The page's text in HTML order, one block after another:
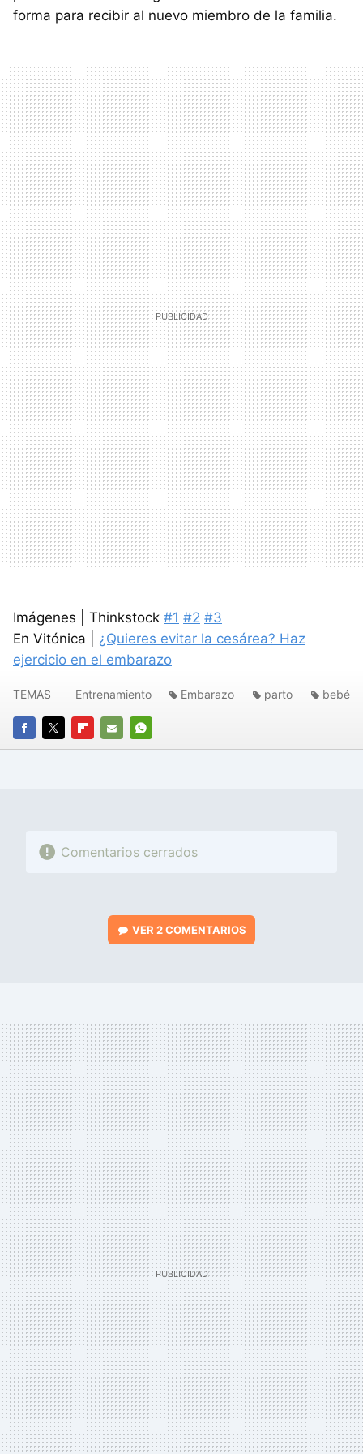
forma para recibir al nuevo miembro de la familia.
Imágenes | Thinkstock #1 #2 #3
En Vitónica | ¿Quieres evitar la cesárea? Haz
ejercicio en el embarazo
FACEBOOK
TWITTERFLIPBOARD
E-
WHATSAPP
TEMAS Entrenamiento Embarazo parto bebé
Comentarios cerrados
VER2 COMENTARIOS